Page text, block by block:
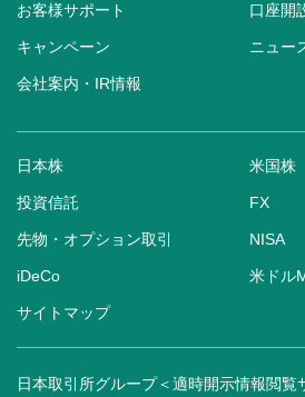
お客様サポート 口座開
キャンペーン ニュー
会社案内・IR情報
日本株 米国株
投資信託 FX
先物・オプション取引 NISA
iDeCo 米ドル
サイトマップ
日本取引所グループ＜適時開示情報閲覧